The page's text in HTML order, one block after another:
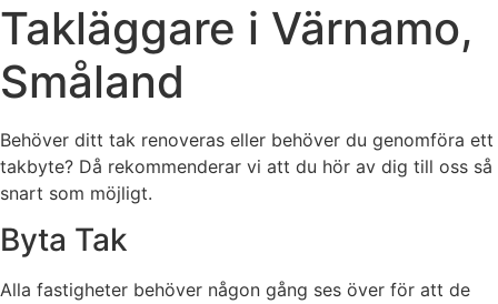
Takläggare i Värnamo,
Småland
Behöver ditt tak renoveras eller behöver du genomföra ett
takbyte? Då rekommenderar vi att du hör av dig till oss så
snart som möjligt.
Byta Tak
Alla fastigheter behöver någon gång ses över för att de